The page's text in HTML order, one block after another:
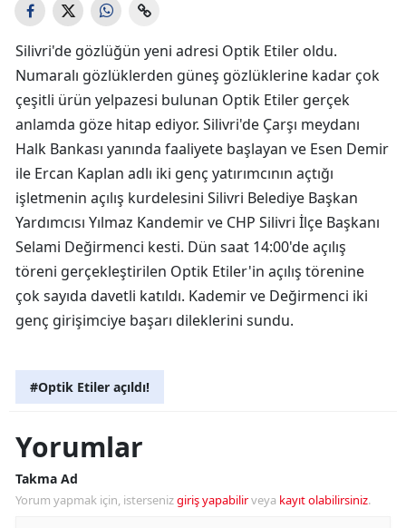
Silivri'de gözlüğün yeni adresi Optik Etiler oldu.
Numaralı gözlüklerden güneş gözlüklerine kadar çok
çeşitli ürün yelpazesi bulunan Optik Etiler gerçek
anlamda göze hitap ediyor. Silivri'de Çarşı meydanı
Halk Bankası yanında faaliyete başlayan ve Esen Demir
ile Ercan Kaplan adlı iki genç yatırımcının açtığı
işletmenin açılış kurdelesini Silivri Belediye Başkan
Yardımcısı Yılmaz Kandemir ve CHP Silivri İlçe Başkanı
Selami Değirmenci kesti. Dün saat 14:00'de açılış
töreni gerçekleştirilen Optik Etiler'in açılış törenine
çok sayıda davetli katıldı. Kademir ve Değirmenci iki
genç girişimciye başarı dileklerini sundu.
#Optik Etiler açıldı!
Yorumlar
Takma Ad
Yorum yapmak için, istersenizgiriş yapabilirveya kayıt olabilirsiniz.